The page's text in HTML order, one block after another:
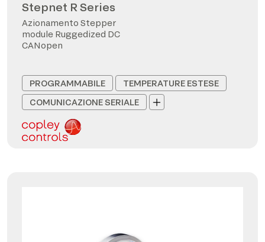
Stepnet R Series
Azionamento Stepper
module Ruggedized DC
CANopen
PROGRAMMABILE
TEMPERATURE ESTESE
COMUNICAZIONE SERIALE